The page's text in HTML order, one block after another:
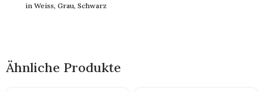
in Weiss, Grau, Schwarz
Ähnliche Produkte